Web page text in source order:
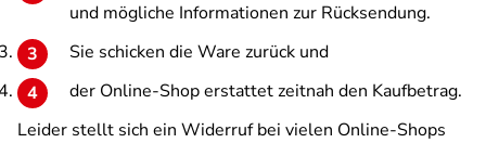
und mögliche Informationen zur Rücksendung.
Sie schicken die Ware zurück und
der Online-Shop erstattet zeitnah den Kaufbetrag.
Leider stellt sich ein Widerruf bei vielen Online-Shops